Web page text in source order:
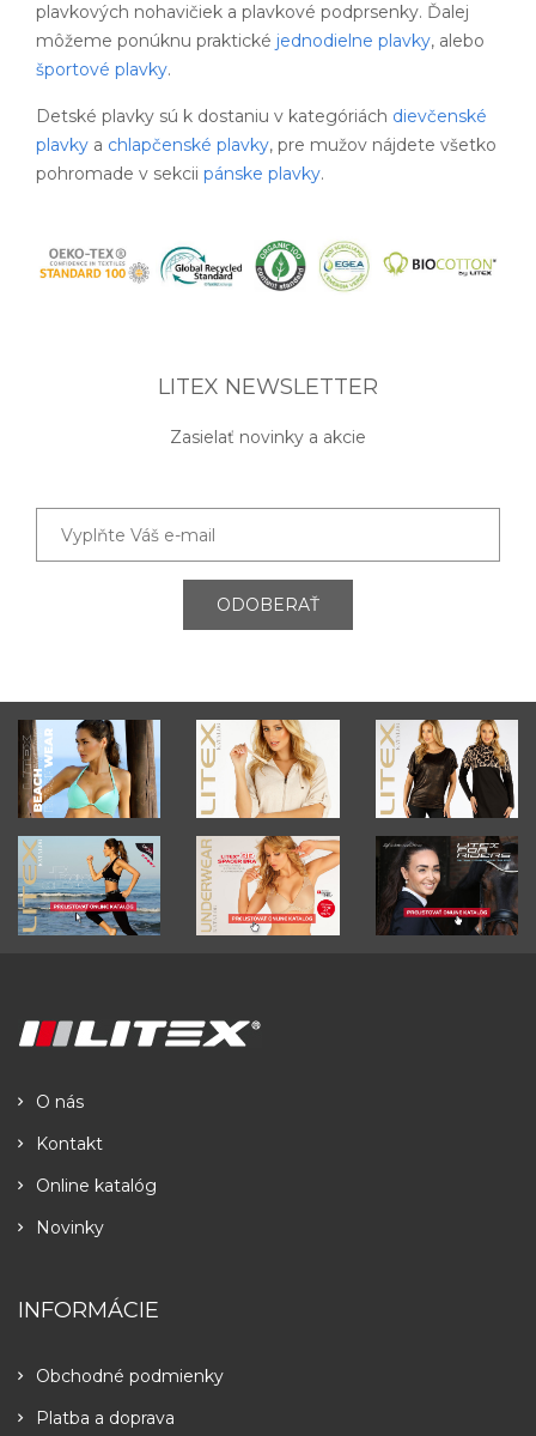
plavkových nohavičiek a plavkové podprsenky. Ďalej
môžeme ponúknu praktické jednodielne plavky, alebo
športové plavky.
Detské plavky sú k dostaniu v kategóriách dievčenské
plavky a chlapčenské plavky, pre mužov nájdete všetko
pohromade v sekcii pánske plavky.
LITEX NEWSLETTER
Zasielať novinky a akcie
ODOBERAŤ
O nás
Kontakt
Online katalóg
Novinky
INFORMÁCIE
Obchodné podmienky
Platba a doprava